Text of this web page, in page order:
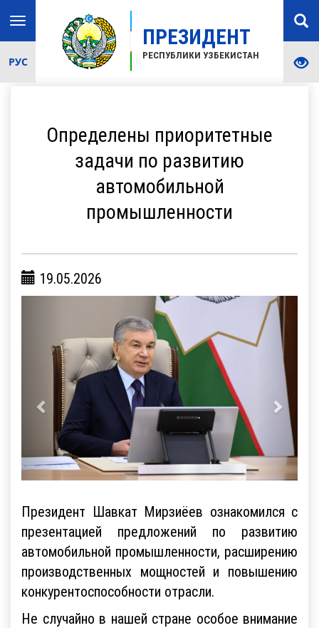
ПРЕЗИДЕНТ
РЕСПУБЛИКИ УЗБЕКИСТАН
Toggle
navigation
РУС
Определены приоритетные
задачи по развитию
автомобильной
промышленности
19.05.2026
Президент Шавкат Мирзиёев ознакомился с
презентацией предложений по развитию
автомобильной промышленности, расширению
производственных мощностей и повышению
конкурентоспособности отрасли.
Не случайно в нашей стране особое внимание